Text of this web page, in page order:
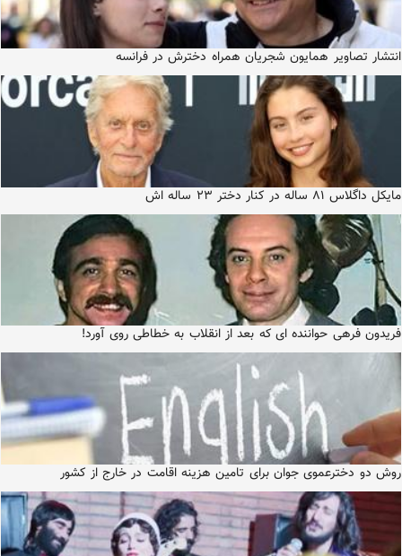
انتشار تصاویر همایون شجریان همراه دخترش در فرانسه
مایکل داگلاس ۸۱ ساله در کنار دختر ۲۳ ساله اش
فریدون فرهی حواننده ای که بعد از انقلاب به خطاطی روی آورد!
روش دو دخترعموی جوان برای تامین هزینه اقامت در خارج از کشور